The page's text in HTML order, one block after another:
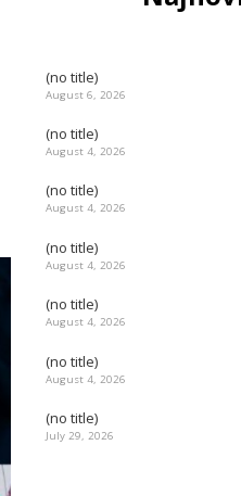
(no title)
August 6, 2026
(no title)
August 4, 2026
(no title)
August 4, 2026
(no title)
August 4, 2026
(no title)
August 4, 2026
(no title)
August 4, 2026
(no title)
July 29, 2026